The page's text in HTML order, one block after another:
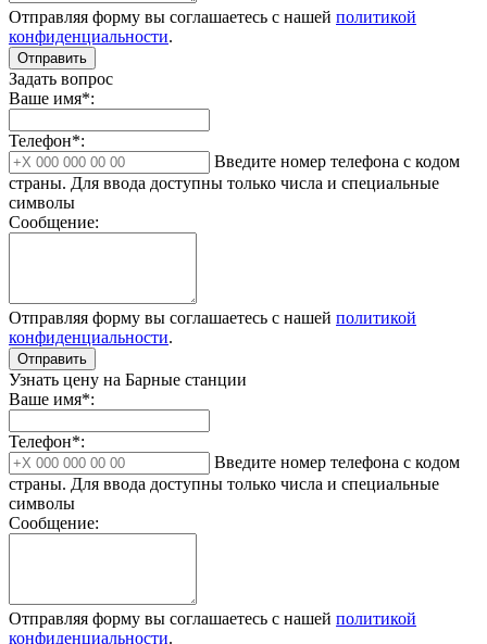
Отправляя форму вы соглашаетесь с нашей политикой
конфиденциальности.
Отправить
Задать вопрос
Ваше имя*:
Телефон*:
Введите номер телефона с кодом
страны. Для ввода доступны только числа и специальные
символы
Сообщение:
Отправляя форму вы соглашаетесь с нашей политикой
конфиденциальности.
Отправить
Узнать цену на Барные станции
Ваше имя*:
Телефон*:
Введите номер телефона с кодом
страны. Для ввода доступны только числа и специальные
символы
Сообщение:
Отправляя форму вы соглашаетесь с нашей политикой
конфиденциальности.